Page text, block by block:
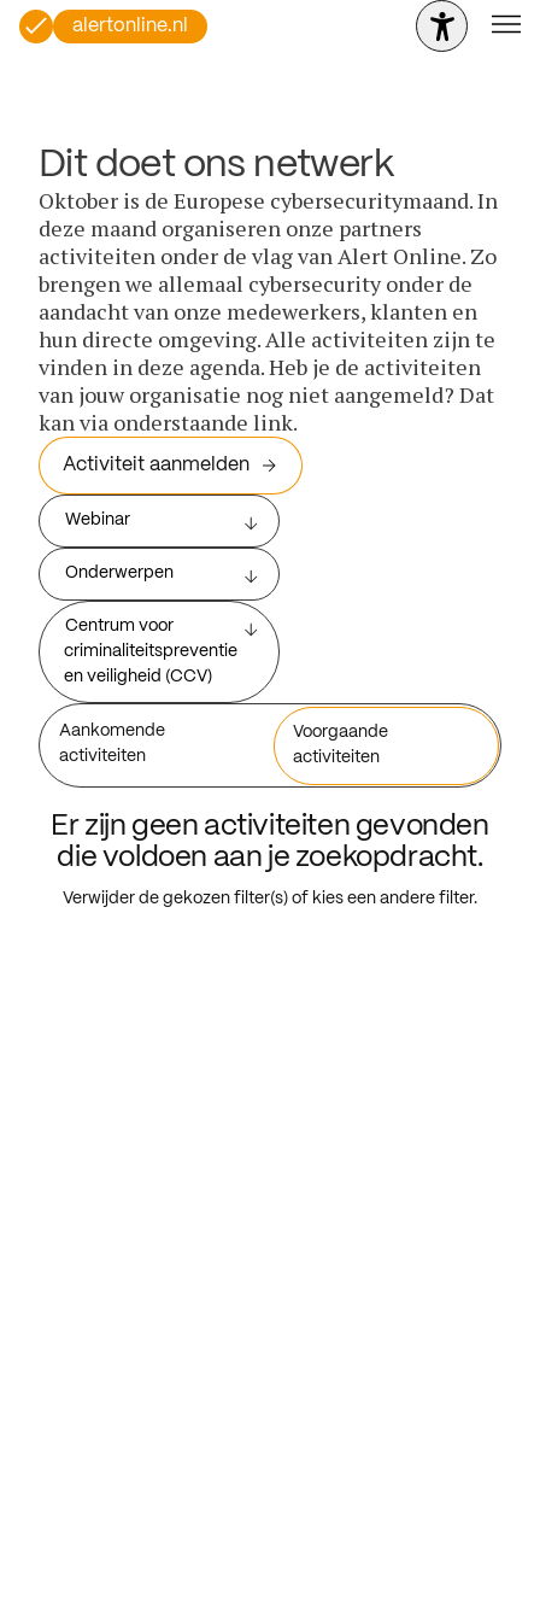
alertonline.nl
Dit doet ons netwerk
Oktober is de Europese cybersecuritymaand. In
deze maand organiseren onze partners
activiteiten onder de vlag van Alert Online. Zo
brengen we allemaal cybersecurity onder de
aandacht van onze medewerkers, klanten en
hun directe omgeving. Alle activiteiten zijn te
vinden in deze agenda. Heb je de activiteiten
van jouw organisatie nog niet aangemeld? Dat
kan via onderstaande link.
Activiteit aanmelden
Webinar
Onderwerpen
Centrum voor
criminaliteitspreventie
en veiligheid (CCV)
Aankomende
activiteiten
Voorgaande
activiteiten
Er zijn geen activiteiten gevonden
die voldoen aan je zoekopdracht.
Verwijder de gekozen filter(s) of kies een andere filter.